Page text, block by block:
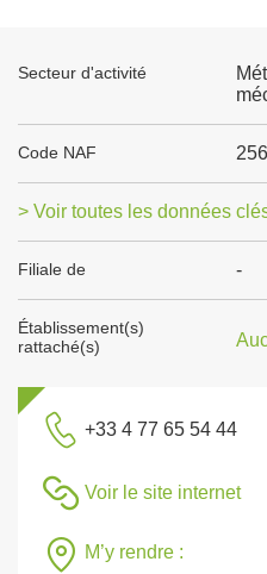
Secteur d'activité
Code NAF
> Voir toutes les données
Filiale de -
Établissement(s)
rattaché(s)
+33 4 77 65 54 44
Voir le site internet
M’y rendre :